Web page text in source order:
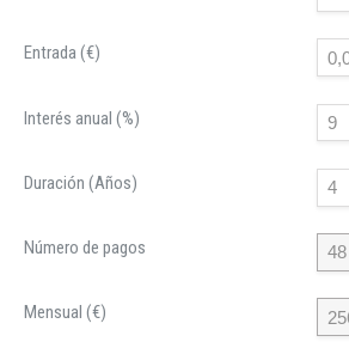
Entrada (€)
Interés anual (%)
Duración (Años)
Número de pagos
Mensual (€)